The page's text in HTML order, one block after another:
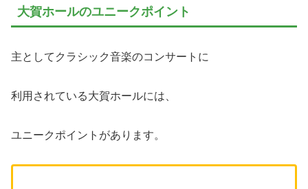
大賀ホールのユニークポイント
主としてクラシック音楽のコンサートに
利用されている大賀ホールには、
ユニークポイントがあります。